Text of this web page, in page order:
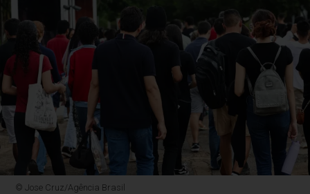
© Jose Cruz/Agência Brasil